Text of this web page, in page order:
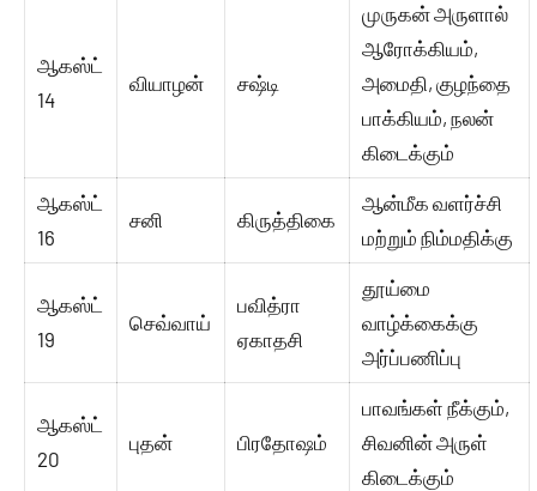
ஆகஸ்ட்
14
வியாழன் சஷ்டி
முருகன் அருளால்
ஆரோக்கியம்,
அமைதி, குழந்தை
பாக்கியம், நலன்
கிடைக்கும்
ஆகஸ்ட்
16
சனி கிருத்திகை
ஆன்மீக வளர்ச்சி
மற்றும் நிம்மதிக்கு
ஆகஸ்ட்
19
செவ்வாய்
பவித்ரா
ஏகாதசி
தூய்மை
வாழ்க்கைக்கு
அர்ப்பணிப்பு
ஆகஸ்ட்
20
புதன் பிரதோஷம்
பாவங்கள் நீக்கும்,
சிவனின் அருள்
கிடைக்கும்